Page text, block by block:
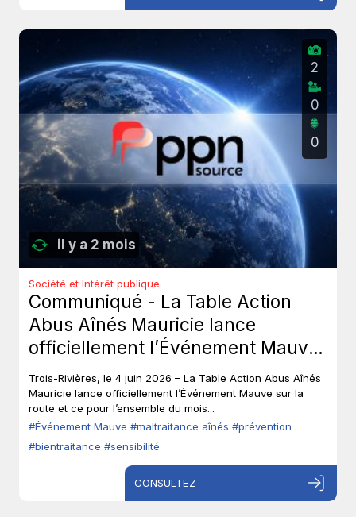
il y a 2 mois
2
0
0
Société et Intérêt publique
Communiqué - La Table Action
Abus Aînés Mauricie lance
officiellement l’Événement Mauve
sur la route.
Trois-Rivières, le 4 juin 2026 – La Table Action Abus Aînés
Mauricie lance officiellement l’Événement Mauve sur la
route et ce pour l’ensemble du mois...
#Événement Mauve #maltraitance aînés #prévention
#bientraitance #sensibilité
CONSULTEZ